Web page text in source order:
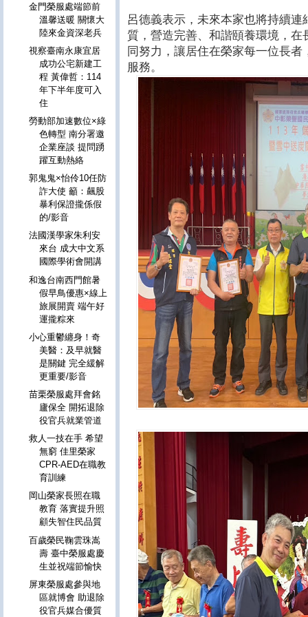
呂德義表示，未來本家也將持續
質，營造完善、和諧頤養環境，
同努力，讓居住在榮家每一位長
服務。
金門榮服處端節前
溫馨送暖 關懷大
陸來金資深老兵
視察臺南永康宜居
成功公宅新建工
程 黃偉哲：114
年下半年度可入
住
勞動部加速數位×綠
色轉型 南分署邀
企業座談 提問踴
躍互動熱絡
郭鬼鬼×怡伶10任防
詐大使 籲：飆股
暴利保證攏係假
的/影音
法國漢學家朱利安
來台 成大中文系
國際學術會開講
和逸台南西門館暑
假早鳥優惠×線上
旅展開賣 端午好
運攏粽來
小心重鬱纏身！奇
美醫：及早就醫
是關鍵 完全緩解
更重要/影音
苗栗榮服處拜會銘
廬保全 開拓退除
役官兵就業管道
救人一技在手 希望
無窮 佳里榮家
CPR-AED在職教
育訓練
岡山榮家長照在職
教育 落實提升照
顧失智住民品質
百歲榮民鞠雲珠嵩
壽 臺中榮服處慶
生並祝端節愉快
屏東榮服處參與地
區就博會 助退除
役官兵媒合優質